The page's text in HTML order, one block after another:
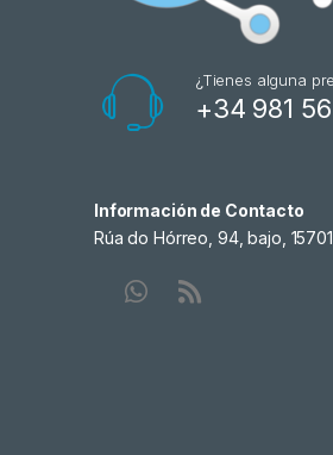
¿Tienes alguna
+34 981
Información de Contacto
Rúa do Hórreo, 94, bajo,